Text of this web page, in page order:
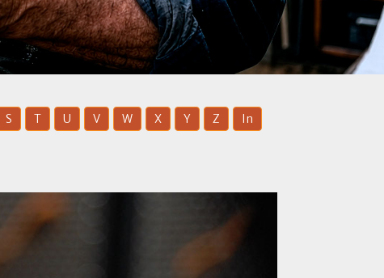
S T U V W X Y Z In